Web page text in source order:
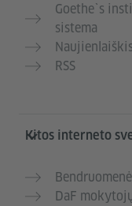
Goethe`s
sistema
Naujienlaiškis
RSS
Kitos interneto
DaF